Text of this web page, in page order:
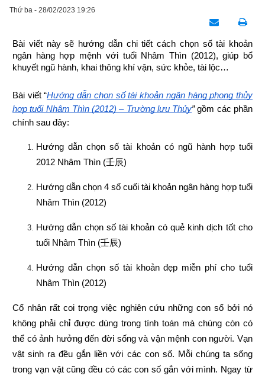
Thứ ba - 28/02/2023 19:26
Bài viết này sẽ hướng dẫn chi tiết cách chọn số tài khoản
ngân hàng hợp mệnh với tuổi Nhâm Thìn (2012), giúp bổ
khuyết ngũ hành, khai thông khí vận, sức khỏe, tài lộc…
Bài viết “Hướng dẫn chọn số tài khoản ngân hàng phong thủy
hợp tuổi Nhâm Thìn (2012) – Trường lưu Thủy” gồm các phần
chính sau đây:
Hướng dẫn chọn số tài khoản có ngũ hành hợp tuổi
2012 Nhâm Thìn (壬辰)
Hướng dẫn chọn 4 số cuối tài khoản ngân hàng hợp tuổi
Nhâm Thìn (2012)
Hướng dẫn chọn số tài khoản có quẻ kinh dịch tốt cho
tuổi Nhâm Thìn (壬辰)
Hướng dẫn chọn số tài khoản đẹp miễn phí cho tuổi
Nhâm Thìn (2012)
Cổ nhân rất coi trọng việc nghiên cứu những con số bởi nó
không phải chỉ được dùng trong tính toán mà chúng còn có
thể có ảnh hưởng đến đời sống và vận mệnh con người. Vạn
vật sinh ra đều gắn liền với các con số. Mỗi chúng ta sống
trong vạn vật cũng đều có các con số gắn với mình. Ngay từ